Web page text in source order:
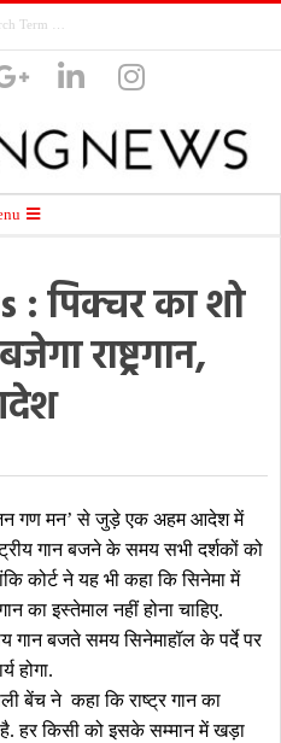
: पिक्चर का शो
राष्ट्रगान,
‘जन गण मन’ से जुड़े एक अहम आदेश में
गान बजने के समय सभी दर्शकों को
कोर्ट ने यह भी कहा कि सिनेमा में
का इस्तेमाल नहीं होना चाहिए.
गान बजते समय सिनेमाहॉल के पर्दे पर
होगा.
बेंच ने कहा कि राष्ट्र गान का
है. हर किसी को इसके सम्मान में खड़ा